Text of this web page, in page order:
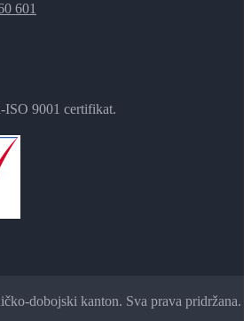
601
ISO 9001 certifikat.
dobojski kanton. Sva prava pridržana.